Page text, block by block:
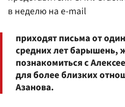
в неделю на e-mail
приходят письма от
средних лет
познакомиться с
для более близких
Азанова.